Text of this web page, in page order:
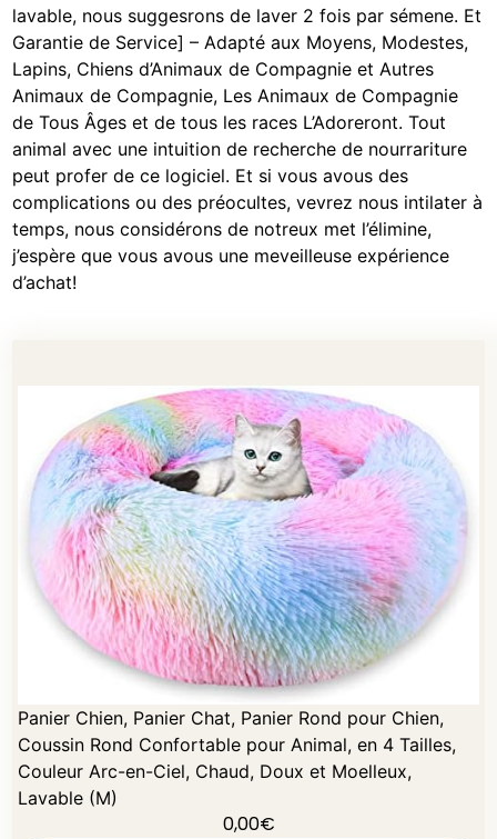
lavable, nous suggesrons de laver 2 fois par sémene. Et
Garantie de Service] – Adapté aux Moyens, Modestes,
Lapins, Chiens d’Animaux de Compagnie et Autres
Animaux de Compagnie, Les Animaux de Compagnie
de Tous Âges et de tous les races L’Adoreront. Tout
animal avec une intuition de recherche de nourrariture
peut profer de ce logiciel. Et si vous avous des
complications ou des préocultes, vevrez nous intilater à
temps, nous considérons de notreux met l’élimine,
j’espère que vous avous une meveilleuse expérience
d’achat!
Panier Chien, Panier Chat, Panier Rond pour Chien,
Coussin Rond Confortable pour Animal, en 4 Tailles,
Couleur Arc-en-Ciel, Chaud, Doux et Moelleux,
Lavable (M)
0,00€